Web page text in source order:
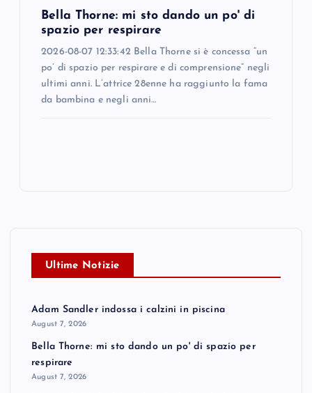
Bella Thorne: mi sto dando un po' di
spazio per respirare
2026-08-07 12:33:42 Bella Thorne si è concessa “un
po’ di spazio per respirare e di comprensione” negli
ultimi anni. L’attrice 28enne ha raggiunto la fama
da bambina e negli anni…
Ultime Notizie
Adam Sandler indossa i calzini in piscina
August 7, 2026
Bella Thorne: mi sto dando un po' di spazio per
respirare
August 7, 2026